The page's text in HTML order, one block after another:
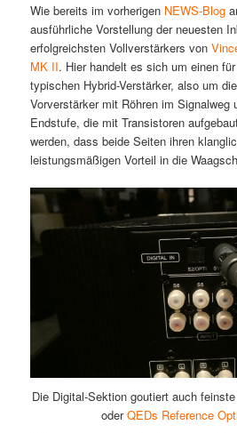
Wie bereits im vorherigen NEWS-Blog
ausführliche Vorstellung der neuesten
erfolgreichsten Vollverstärkers von
MK II. Hier handelt es sich um einen
typischen Hybrid-Verstärker, also um
Vorverstärker mit Röhren im Signalweg
Endstufe, die mit Transistoren
werden, dass beide Seiten ihren
leistungsmäßigen Vorteil in die
Die Digital-Sektion goutiert auch
oderQEDs Reference